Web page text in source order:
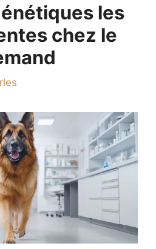
les
chez le